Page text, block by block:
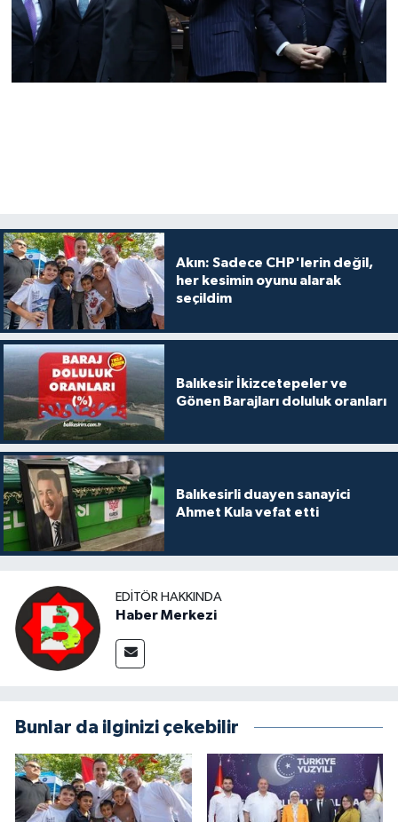
Akın: Sadece CHP'lerin değil,
her kesimin oyunu alarak
seçildim
Balıkesir İkizcetepeler ve
Gönen Barajları doluluk oranları
Balıkesirli duayen sanayici
Ahmet Kula vefat etti
EDITÖR HAKKINDA
Haber Merkezi
Bunlar da ilginizi çekebilir